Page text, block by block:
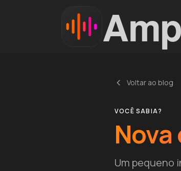
Voltar ao blog
VOCÊ SABIA?
Um pequeno